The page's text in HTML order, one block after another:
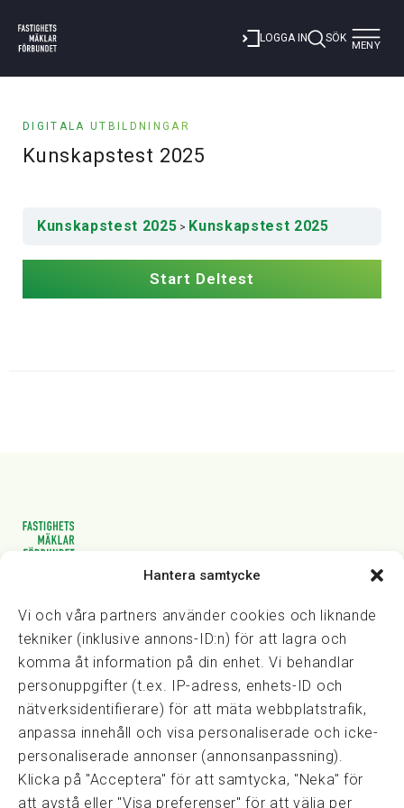
Hantera samtycke
Vi och våra partners använder cookies och liknande
tekniker (inklusive annons-ID:n) för att lagra och
komma åt information på din enhet. Vi behandlar
personuppgifter (t.ex. IP-adress, enhets-ID och
nätverksidentifierare) för att mäta webbplatstrafik,
anpassa innehåll och visa personaliserade och icke-
personaliserade annonser (annonsanpassning).
Klicka på "Acceptera" för att samtycka, "Neka" för
att avstå eller "Visa preferenser" för att välja per
LOGGA IN SÖK Toggle
MENY
DIGITALA UTBILDNINGAR
Kunskapstest 2025
Kunskapstest 2025 Kunskapstest 2025
Vasagatan 28, 111 20 Stockholm
kansli@fmf.se
Snabblänkar
Prisexempel
Medarbetare
Policies & integritet
Information om Cookie-hantering och Google Analytics
Integritetspolicy